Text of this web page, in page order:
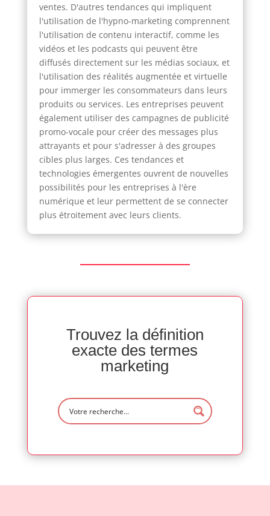
ventes. D'autres tendances qui impliquent
l'utilisation de l'hypno-marketing comprennent
l'utilisation de contenu interactif, comme les
vidéos et les podcasts qui peuvent être
diffusés directement sur les médias sociaux, et
l'utilisation des réalités augmentée et virtuelle
pour immerger les consommateurs dans leurs
produits ou services. Les entreprises peuvent
également utiliser des campagnes de publicité
promo-vocale pour créer des messages plus
attrayants et pour s'adresser à des groupes
cibles plus larges. Ces tendances et
technologies émergentes ouvrent de nouvelles
possibilités pour les entreprises à l'ère
numérique et leur permettent de se connecter
plus étroitement avec leurs clients.
Trouvez la définition
exacte des termes
marketing